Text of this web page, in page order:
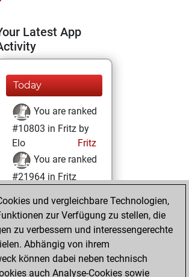
Latest App
Today
You are ranked
#10803 in Fritz by
Elo
Fritz
You are ranked
#21964 in Fritz
Donnerstag, Mai
27, 2021
You achieved a
BeautyScore of 1
und vergleichbare Technologien,
zur Verfügung zu stellen, die
zu verbessern und interessengerechte
Abhängig von ihrem
können dabei neben technisch
auch Analyse-Cookies sowie